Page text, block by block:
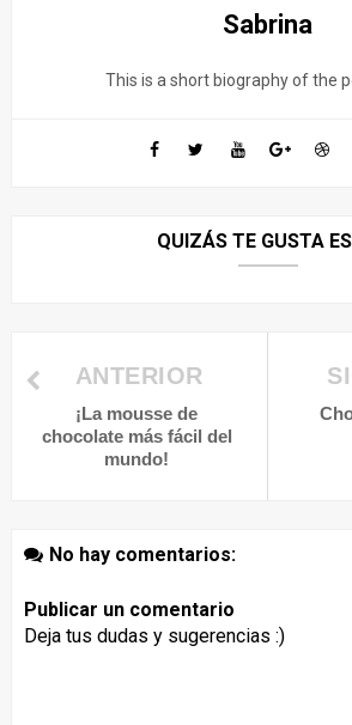
Sabrina
This is a short biography of the
QUIZÁS TE GUSTA
ANTERIOR
¡La mousse de
chocolate más fácil del
mundo!
No hay comentarios:
Publicar un comentario
Deja tus dudas y sugerencias :)